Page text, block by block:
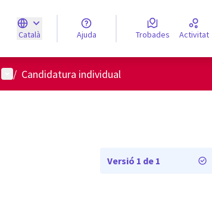
Català
Triar la llenguaElegir el idioma
Ajuda Trobades Activitat
Menú d'usuari
/ Candidatura individual
Versió 1 de 1